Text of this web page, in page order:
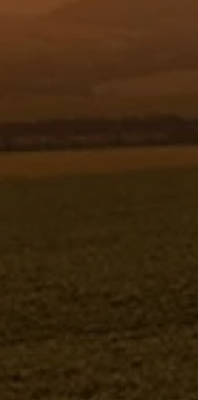
ANEL O Ø72,62 X